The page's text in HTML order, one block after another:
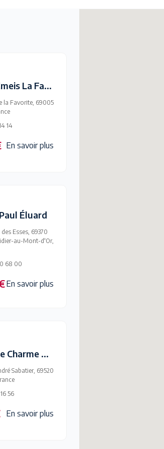
Ehpad Emeis La Favorite
la Favorite, 69005
14
En savoir plus
Éluard
des Esses, 69370
au-Mont-d'Or,
68 00
En savoir plus
Ehpad Le Charme Des Sources
Sabatier, 69520
56
En savoir plus